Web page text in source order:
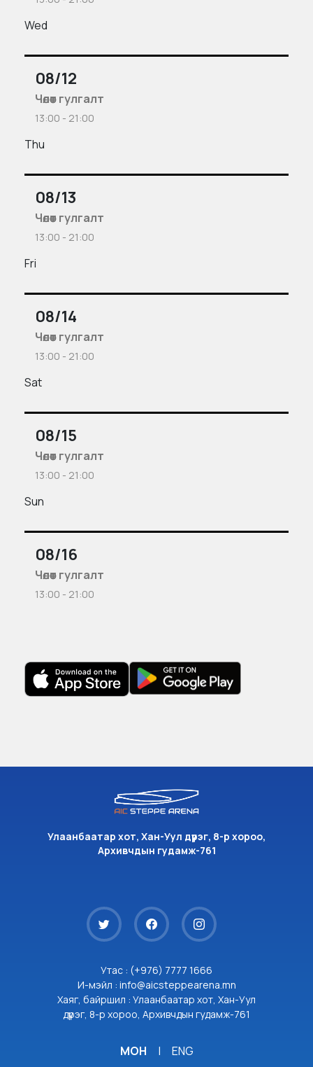
Wed
08/12
Чөлөөт гулгалт
13:00 - 21:00
Thu
08/13
Чөлөөт гулгалт
13:00 - 21:00
Fri
08/14
Чөлөөт гулгалт
13:00 - 21:00
Sat
08/15
Чөлөөт гулгалт
13:00 - 21:00
Sun
08/16
Чөлөөт гулгалт
13:00 - 21:00
Улаанбаатар хот, Хан-Уул дүүрэг, 8-р хороо,
Архивчдын гудамж-761
Утас : (+976) 7777 1666
И-мэйл : info@aicsteppearena.mn
Хаяг, байршил : Улаанбаатар хот, Хан-Уул
дүүрэг, 8-р хороо, Архивчдын гудамж-761
МОН | ENG